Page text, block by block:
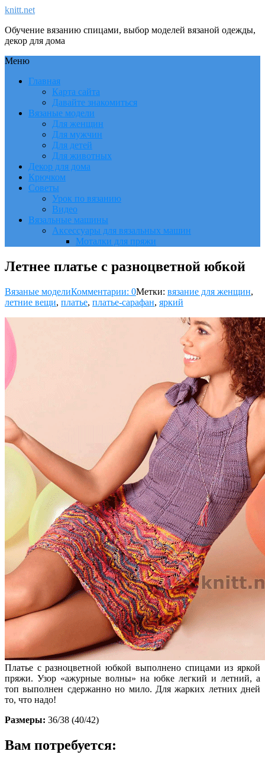
knitt.net
Обучение вязанию спицами, выбор моделей вязаной одежды,
декор для дома
Меню
Главная
Карта сайта
Давайте знакомиться
Вязаные модели
Для женщин
Для мужчин
Для детей
Для животных
Декор для дома
Крючком
Советы
Урок по вязанию
Видео
Вязальные машины
Аксессуары для вязальных машин
Моталки для пряжи
Летнее платье с разноцветной юбкой
Вязаные моделиКомментарии: 0Метки: вязание для женщин,
летние вещи, платье, платье-сарафан, яркий
Платье с разноцветной юбкой выполнено спицами из яркой
пряжи. Узор «ажурные волны» на юбке легкий и летний, а
топ выполнен сдержанно но мило. Для жарких летних дней
то, что надо!
Размеры: 36/38 (40/42)
Вам потребуется: